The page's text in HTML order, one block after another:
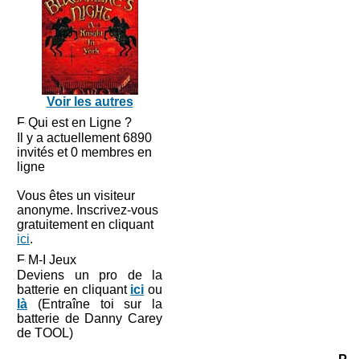
Voir les autres
Qui est en Ligne ?
Il y a actuellement 6890
invités et 0 membres en
ligne
Vous êtes un visiteur
anonyme. Inscrivez-vous
gratuitement en cliquant
ici.
M-I Jeux
Deviens un pro de la
batterie en cliquant ici ou
là (Entraîne toi sur la
batterie de Danny Carey
de TOOL)